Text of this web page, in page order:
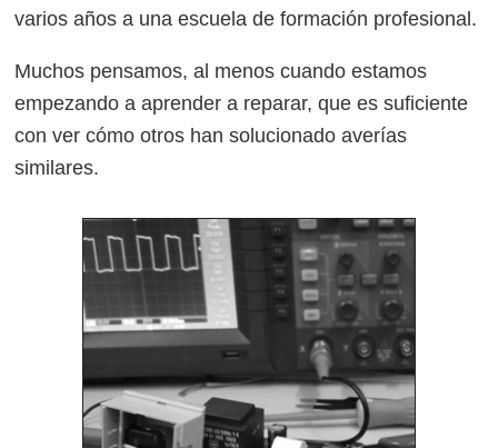
varios años a una escuela de formación profesional.
Muchos pensamos, al menos cuando estamos
empezando a aprender a reparar, que es suficiente
con ver cómo otros han solucionado averías
similares.